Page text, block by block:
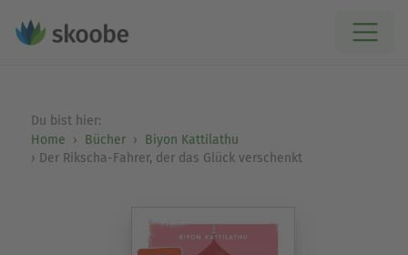
Du bist hier:
Home
Bücher
Biyon Kattilathu
Der Rikscha-Fahrer, der das Glück verschenkt